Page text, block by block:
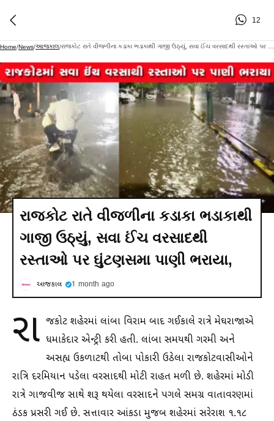
12
Home/News/આજકાલ/
રાજકોટ રાતે વીજળીના કડાકા ભડાકાથી
ગાજી ઉઠ્યું, સવા ઈંચ વરસાદથી
રસ્તાઓ પર ઘુંટણસમા પાણી ભરાયા,
આજકાલ 1 month ago
રા જકોટ શહેરમાં લાંબા વિરામ બાદ ગઈકાલે રાત્રે મેઘરાજાએ
ધમાકેદાર એન્ટ્રી કરી હતી. લાંબા સમયથી ગરમી અને
અસહ્ય ઉકળાટથી તોબા પોકારી ઉઠેલા રાજકોટવાસીઓને
રાત્રિ દરમિયાન પડેલા વરસાદથી મોટી રાહત મળી છે. શહેરમાં મોડી
રાત્રે ગાજવીજ સાથે શરૂ થયેલા વરસાદને પગલે સમગ્ર વાતાવરણમાં
ઠંડક પ્રસરી ગઈ છે. સત્તાવાર આંકડા મુજબ શહેરમાં સરેરાશ ૧.૧૮